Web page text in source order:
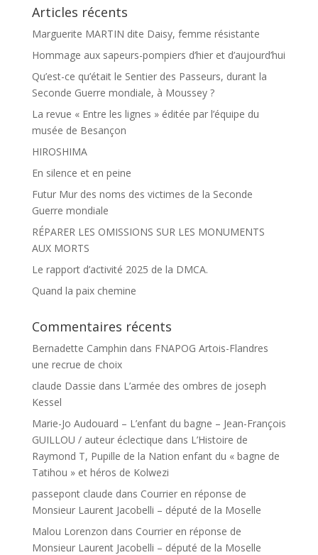
Articles récents
Marguerite MARTIN dite Daisy, femme résistante
Hommage aux sapeurs-pompiers d’hier et d’aujourd’hui
Qu’est-ce qu’était le Sentier des Passeurs, durant la
Seconde Guerre mondiale, à Moussey ?
La revue « Entre les lignes » éditée par l’équipe du
musée de Besançon
HIROSHIMA
En silence et en peine
Futur Mur des noms des victimes de la Seconde
Guerre mondiale
RÉPARER LES OMISSIONS SUR LES MONUMENTS
AUX MORTS
Le rapport d’activité 2025 de la DMCA.
Quand la paix chemine
Commentaires récents
Bernadette Camphin dans FNAPOG Artois-Flandres
une recrue de choix
claude Dassie dans L’armée des ombres de joseph
Kessel
Marie-Jo Audouard – L’enfant du bagne – Jean-François
GUILLOU / auteur éclectique dans L’Histoire de
Raymond T, Pupille de la Nation enfant du « bagne de
Tatihou » et héros de Kolwezi
passepont claude dans Courrier en réponse de
Monsieur Laurent Jacobelli – député de la Moselle
Malou Lorenzon dans Courrier en réponse de
Monsieur Laurent Jacobelli – député de la Moselle